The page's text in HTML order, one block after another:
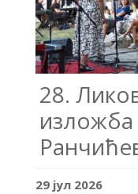
28.
изложба
29 јул 2026